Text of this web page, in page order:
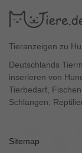
Tieranzeigen zu
Deutschlands
inserieren von
Tierbedarf,
Schlangen,
Sitemap